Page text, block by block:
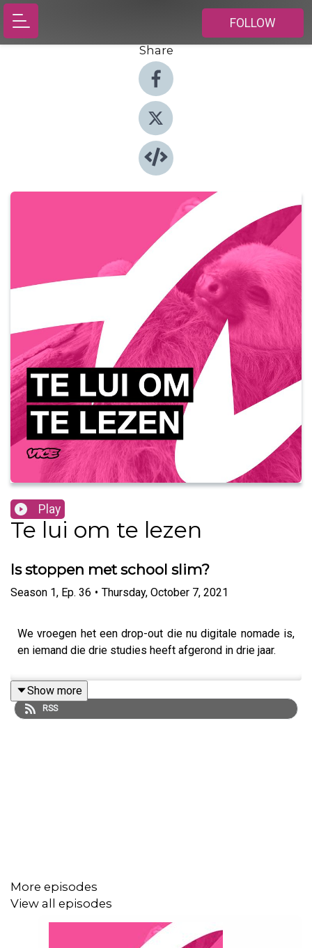
FOLLOW
Share
Play
Te lui om te lezen
Is stoppen met school slim?
Season 1, Ep. 36 • Thursday, October 7, 2021
We vroegen het een drop-out die nu digitale nomade is,
en iemand die drie studies heeft afgerond in drie jaar.
Show more
RSS
More episodes
View all episodes